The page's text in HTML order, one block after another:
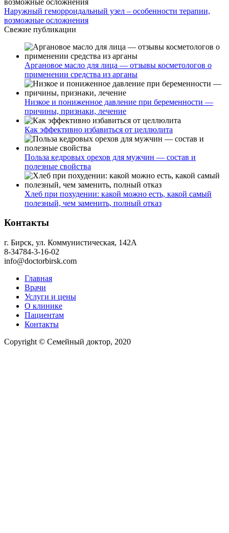
Наружный геморроидальный узел – особенности терапии,
возможные осложнения
Свежие публикации
Аргановое масло для лица — отзывы косметологов о
применении средства из арганы
Низкое и пониженное давление при беременности —
причины, признаки, лечение
Как эффективно избавиться от целлюлита
Польза кедровых орехов для мужчин — состав и
полезные свойства
Хлеб при похудении: какой можно есть, какой самый
полезный, чем заменить, полный отказ
Контакты
г. Бирск, ул. Коммунистическая, 142А
8-34784-3-16-02
info@doctorbirsk.com
Главная
Врачи
Услуги и цены
О клинике
Пациентам
Контакты
Copyright © Семейный доктор, 2020